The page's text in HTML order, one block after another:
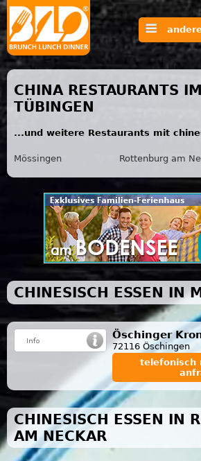
andere
CHINA RESTAURANTS
TÜBINGEN
...und weitere Restaurants mit
Mössingen Rottenburg am
CHINESISCH ESSEN IN
Öschinger
72116 Öschingen
telefonisch
CHINESISCH ESSEN IN
AM NECKAR